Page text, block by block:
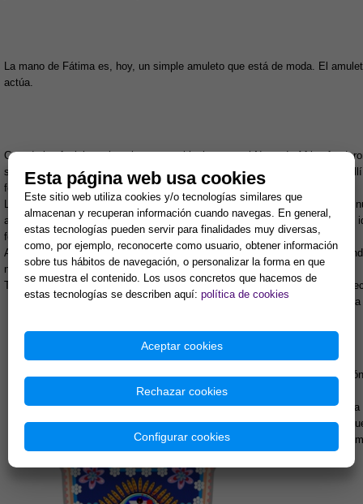
La mano de Fátima es, hoy, un simple amuleto que está de moda. El
actúa.
Cuando los fenicios orientales se establecieron en el Norte de Africa
sea, la Ciudad Nueva, que en nuestra lengua conocemos como Cartago.
fenicia, llamada, desde entontes cartaginesa.
Los dioses de la madre patria se siguieron venerando en Cartago pero
adoraba como compañera de Baal-Hamon, el gran dios, y que los
fecundidad, ocupó el corazón de los nuevos fenicios: Tanit.
Asimilada a Artemisa o Hera griega, Tanit, era como ellas diosa de la
nombre de Asherat.
Tanit se representaba en las estelas con el disco del planeta Venus y el
provisto de
Otra
Como señora de
espinas de trigo
La mano y la
Esta página web usa cookies
Este sitio web utiliza cookies y/o tecnologías similares que
almacenan y recuperan información cuando navegas. En general,
estas tecnologías pueden servir para finalidades muy diversas,
como, por ejemplo, reconocerte como usuario, obtener información
sobre tus hábitos de navegación, o personalizar la forma en que
se muestra el contenido. Los usos concretos que hacemos de
estas tecnologías se describen aquí: política de cookies
Aceptar cookies
Rechazar cookies
Configurar cookies